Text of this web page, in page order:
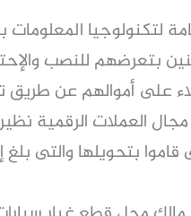
لتكنولوجيا
بتعرضهم للنصب
على أموالهم عن
العملات الرقمية
بتحويلها والتى بلغ إجماليها